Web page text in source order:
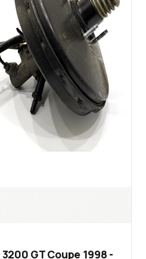
GT Coupe 1998 -